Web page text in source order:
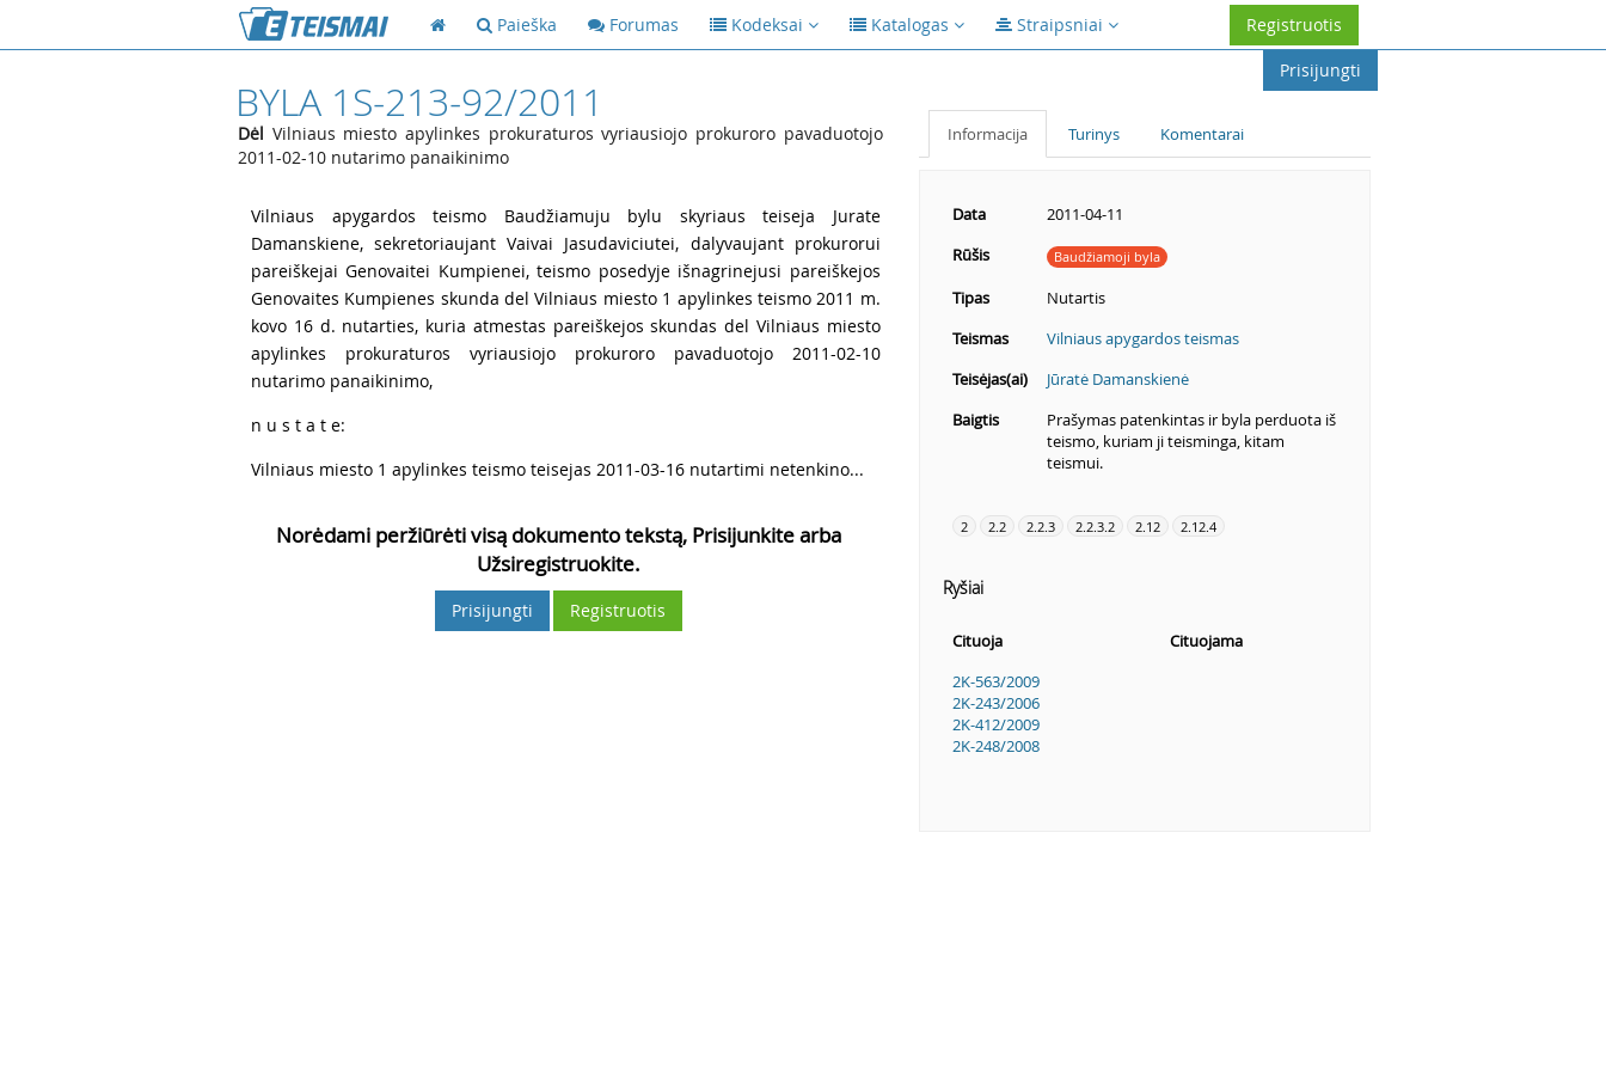
Paieška Forumas Kodeksai Katalogas Straipsniai
Registruotis
Prisijungti
BYLA 1S-213-92/2011
Dėl Vilniaus miesto apylinkes prokuraturos vyriausiojo prokuroro pavaduotojo
2011-02-10 nutarimo panaikinimo
Vilniaus apygardos teismo Baudžiamuju bylu skyriaus teiseja Jurate
Damanskiene, sekretoriaujant Vaivai Jasudaviciutei, dalyvaujant prokurorui
pareiškejai Genovaitei Kumpienei, teismo posedyje išnagrinejusi pareiškejos
Genovaites Kumpienes skunda del Vilniaus miesto 1 apylinkes teismo 2011 m.
kovo 16 d. nutarties, kuria atmestas pareiškejos skundas del Vilniaus miesto
apylinkes prokuraturos vyriausiojo prokuroro pavaduotojo 2011-02-10
nutarimo panaikinimo,
n u s t a t e:
Vilniaus miesto 1 apylinkes teismo teisejas 2011-03-16 nutartimi netenkino...
Norėdami peržiūrėti visą dokumento tekstą, Prisijunkite arba
Užsiregistruokite.
Prisijungti Registruotis
Informacija Turinys Komentarai
Data
2011-04-11
Rūšis
Baudžiamoji byla
Tipas
Nutartis
Teismas
Vilniaus apygardos teismas
Teisėjas(ai)
Jūratė Damanskienė
Baigtis
Prašymas patenkintas ir byla perduota iš
teismo, kuriam ji teisminga, kitam
teismui.
2 2.2 2.2.3 2.2.3.2 2.12 2.12.4
Ryšiai
Cituoja
Cituojama
2K-563/2009
2K-243/2006
2K-412/2009
2K-248/2008